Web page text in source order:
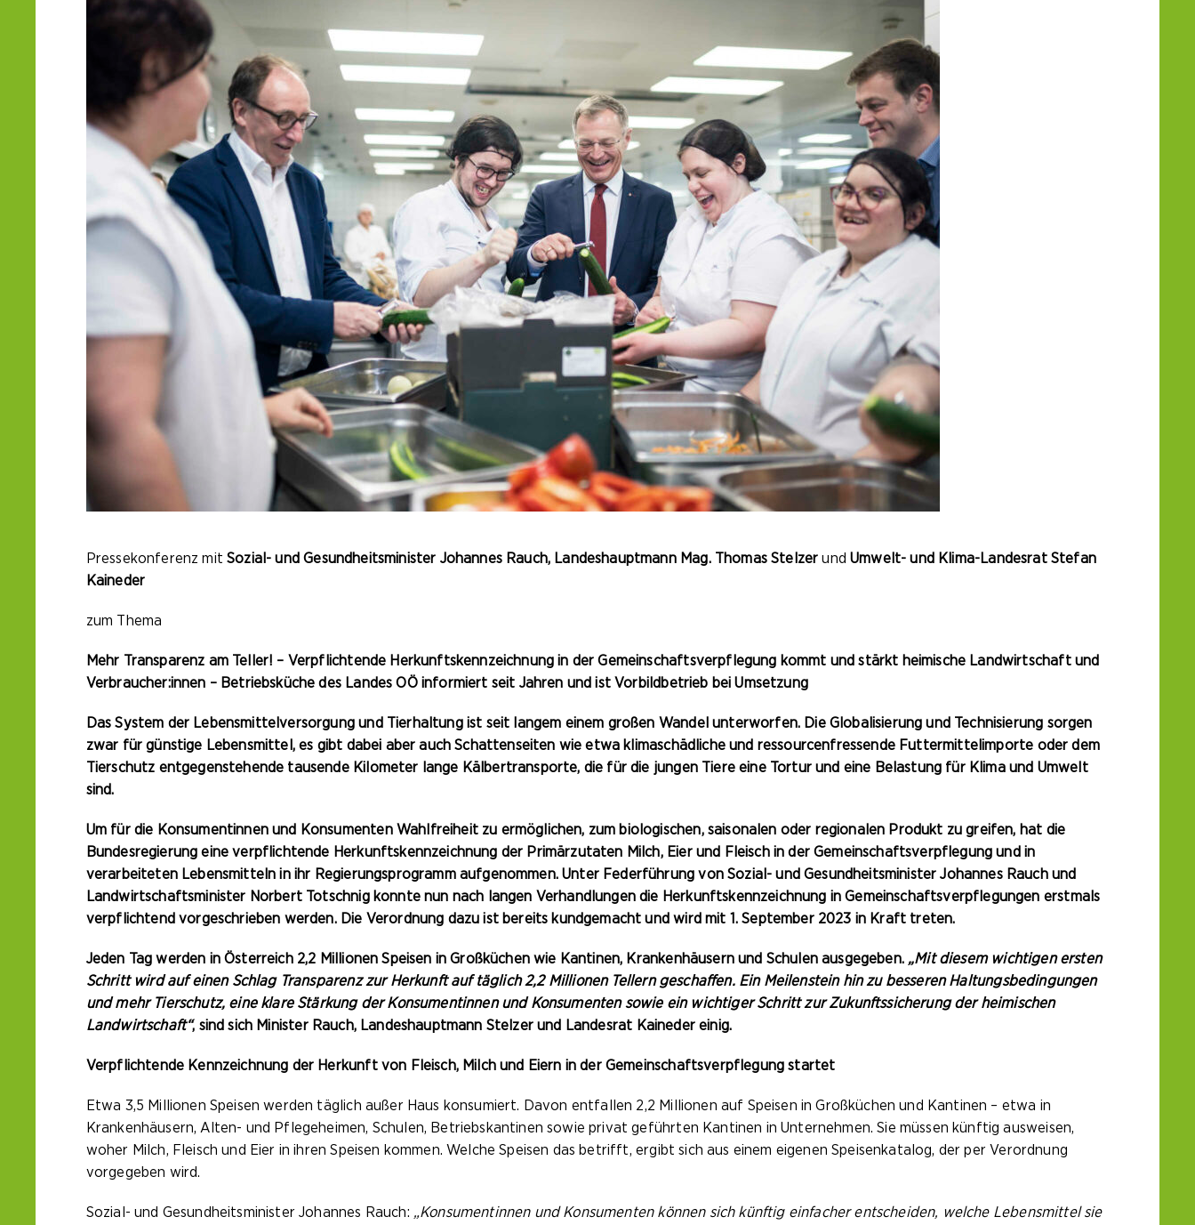
Pressekonferenz mitSozial- und Gesundheitsminister Johannes Rauch, Landeshauptmann Mag. Thomas Stelzer undUmwelt- und Klima-Landesrat Stefan
Kaineder
zum Thema
Mehr Transparenz am Teller! – Verpflichtende Herkunftskennzeichnung in der Gemeinschaftsverpflegung kommt und stärkt heimische Landwirtschaft und
Verbraucher:innen – Betriebsküche des Landes OÖ informiert seit Jahren und ist Vorbildbetrieb bei Umsetzung
Das System der Lebensmittelversorgung und Tierhaltung ist seit langem einem großen Wandel unterworfen. Die Globalisierung und Technisierung sorgen
zwar für günstige Lebensmittel, es gibt dabei aber auch Schattenseiten wie etwa klimaschädliche und ressourcenfressende Futtermittelimporte oder dem
Tierschutz entgegenstehende tausende Kilometer lange Kälbertransporte, die für die jungen Tiere eine Tortur und eine Belastung für Klima und Umwelt
sind.
Um für die Konsumentinnen und Konsumenten Wahlfreiheit zu ermöglichen, zum biologischen, saisonalen oder regionalen Produkt zu greifen, hat die
Bundesregierung eine verpflichtende Herkunftskennzeichnung der Primärzutaten Milch, Eier und Fleisch in der Gemeinschaftsverpflegung und in
verarbeiteten Lebensmitteln in ihr Regierungsprogramm aufgenommen. Unter Federführung von Sozial- und Gesundheitsminister Johannes Rauch und
Landwirtschaftsminister Norbert Totschnig konnte nun nach langen Verhandlungen die Herkunftskennzeichnung in Gemeinschaftsverpflegungen erstmals
verpflichtend vorgeschrieben werden. Die Verordnung dazu ist bereits kundgemacht und wird mit 1. September 2023 in Kraft treten.
Jeden Tag werden in Österreich 2,2 Millionen Speisen in Großküchen wie Kantinen, Krankenhäusern und Schulen ausgegeben. „Mit diesem wichtigen ersten
Schritt wird auf einen Schlag Transparenz zur Herkunft auf täglich 2,2 Millionen Tellern geschaffen. Ein Meilenstein hin zu besseren Haltungsbedingungen
und mehr Tierschutz, eine klare Stärkung der Konsumentinnen und Konsumenten sowie ein wichtiger Schritt zur Zukunftssicherung der heimischen
Landwirtschaft“, sind sich Minister Rauch, Landeshauptmann Stelzer und Landesrat Kaineder einig.
Verpflichtende Kennzeichnung der Herkunft von Fleisch, Milch und Eiern in der Gemeinschaftsverpflegung startet
Etwa 3,5 Millionen Speisen werden täglich außer Haus konsumiert. Davon entfallen 2,2 Millionen auf Speisen in Großküchen und Kantinen – etwa in
Krankenhäusern, Alten- und Pflegeheimen, Schulen, Betriebskantinen sowie privat geführten Kantinen in Unternehmen. Sie müssen künftig ausweisen,
woher Milch, Fleisch und Eier in ihren Speisen kommen. Welche Speisen das betrifft, ergibt sich aus einem eigenen Speisenkatalog, der per Verordnung
vorgegeben wird.
Sozial- und Gesundheitsminister Johannes Rauch: „Konsumentinnen und Konsumenten können sich künftig einfacher entscheiden, welche Lebensmittel sie